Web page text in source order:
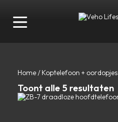
Home/ Koptelefoon + oordopjes
Toont alle 5 resultaten